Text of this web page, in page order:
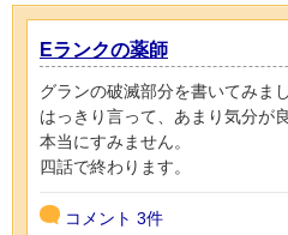
Eランクの薬師
グランの破滅部分を書いてみまし
はっきり言って、あまり気分が
本当にすみません。
四話で終わります。
コメント 3件